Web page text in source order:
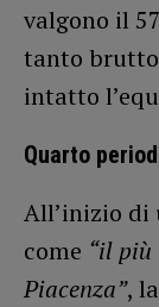
valgono il
tanto
intatto
Quarto
All’inizio di
come “il
Piacenza”,